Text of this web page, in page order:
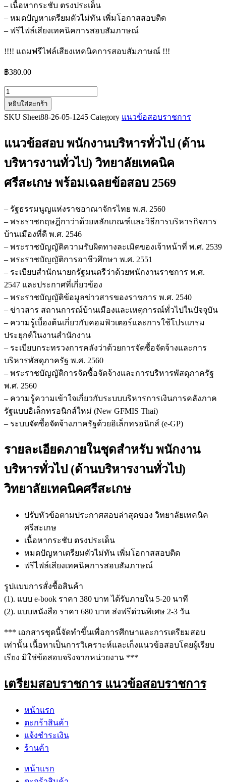
– เนื้อหากระชับ ตรงประเด็น
– หมดปัญหาเตรียมตัวไม่ทัน เพิ่มโอกาสสอบติด
– ฟรีไฟล์เสียงเทคนิคการสอบสัมภาษณ์
!!!! แถมฟรีไฟล์เสียงเทคนิคการสอบสัมภาษณ์ !!!
฿380.00
จำนวน
แนว
ข้อสอบ
บริหาร
ทั่วไป
(ด้าน
บริหาร
ทั่วไป)
วิทยาลัย
เทคนิค
ศรีสะเกษ
ชิ้น
หยิบใส่ตะกร้า
SKU Sheet88-26-05-1245 Category แนวข้อสอบราชการ
แนวข้อสอบ พนักงานบริหารทั่วไป (ด้าน
บริหารงานทั่วไป) วิทยาลัยเทคนิค
ศรีสะเกษ พร้อมเฉลยข้อสอบ 2569
– รัฐธรรมนูญแห่งราชอาณาจักรไทย พ.ศ. 2560
– พระราชกฤษฎีกาว่าด้วยหลักเกณฑ์และวิธีการบริหารกิจการ
บ้านเมืองที่ดี พ.ศ. 2546
– พระราชบัญญัติความรับผิดทางละเมิดของเจ้าหน้าที่ พ.ศ. 2539
– พระราชบัญญัติการอาชีวศึกษา พ.ศ. 2551
– ระเบียบสำนักนายกรัฐมนตรีว่าด้วยพนักงานราชการ พ.ศ.
2547 และประกาศที่เกี่ยวข้อง
– พระราชบัญญัติข้อมูลข่าวสารของราชการ พ.ศ. 2540
– ข่าวสาร สถานการณ์บ้านเมืองและเหตุการณ์ทั่วไปในปัจจุบัน
– ความรู้เบื้องต้นเกี่ยวกับคอมพิวเตอร์และการใช้โปรแกรม
ประยุกต์ในงานสำนักงาน
– ระเบียบกระทรวงการคลังว่าด้วยการจัดซื้อจัดจ้างและการ
บริหารพัสดุภาครัฐ พ.ศ. 2560
– พระราชบัญญัติการจัดซื้อจัดจ้างและการบริหารพัสดุภาครัฐ
พ.ศ. 2560
– ความรู้ความเข้าใจเกี่ยวกับระบบบริหารการเงินการคลังภาค
รัฐแบบอิเล็กทรอนิกส์ใหม่ (New GFMIS Thai)
– ระบบจัดซื้อจัดจ้างภาครัฐด้วยอิเล็กทรอนิกส์ (e-GP)
รายละเอียดภายในชุดสำหรับ พนักงาน
บริหารทั่วไป (ด้านบริหารงานทั่วไป)
วิทยาลัยเทคนิคศรีสะเกษ
ปรับหัวข้อตามประกาศสอบล่าสุดของ วิทยาลัยเทคนิค
ศรีสะเกษ
เนื้อหากระชับ ตรงประเด็น
หมดปัญหาเตรียมตัวไม่ทัน เพิ่มโอกาสสอบติด
ฟรีไฟล์เสียงเทคนิคการสอบสัมภาษณ์
รูปแบบการสั่งชื้อสินค้า
(1). แบบ e-book ราคา 380 บาท ได้รับภายใน 5-20 นาที
(2). แบบหนังสือ ราคา 680 บาท ส่งฟรีด่วนพิเศษ 2-3 วัน
*** เอกสารชุดนี้จัดทำขึ้นเพื่อการศึกษาและการเตรียมสอบ
เท่านั้น เนื้อหาเป็นการวิเคราะห์และเก็งแนวข้อสอบโดยผู้เรียบ
เรียง มิใช่ข้อสอบจริงจากหน่วยงาน ***
เตรียมสอบราชการ แนวข้อสอบราชการ
หน้าแรก
ตะกร้าสินค้า
แจ้งชำระเงิน
ร้านค้า
หน้าแรก